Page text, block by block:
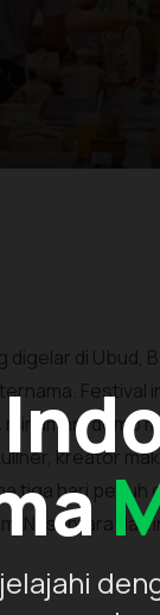
di Ubud,
Festival
demo
kreator
tiga hari penuh
Nusantara dan